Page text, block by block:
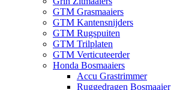
GTM Grasmaaiers
GTM Kantensnijders
GTM Rugspuiten
GTM Trilplaten
GTM Verticuteerder
Honda Bosmaaiers
Accu Grastrimmer
Ruggedragen Bosmaaier